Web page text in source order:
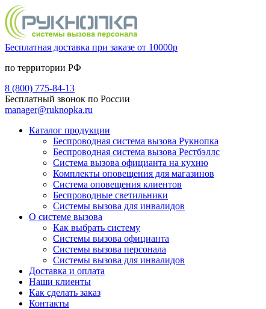
Бесплатная доставка при заказе от 10000р
по территории РФ
8 (800) 775-84-13
Бесплатный звонок по России
manager@ruknopka.ru
Каталог продукции
Беспроводная система вызова Рукнопка
Беспроводная система вызова Рестбэллс
Система вызова официанта на кухню
Комплекты оповещения для магазинов
Система оповещения клиентов
Беспроводные светильники
Системы вызова для инвалидов
О системе вызова
Как выбрать систему
Системы вызова официанта
Системы вызова персонала
Системы вызова для инвалидов
Доставка и оплата
Наши клиенты
Как сделать заказ
Контакты